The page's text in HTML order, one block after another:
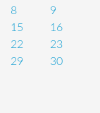
8
9
15
16
22
23
29 30